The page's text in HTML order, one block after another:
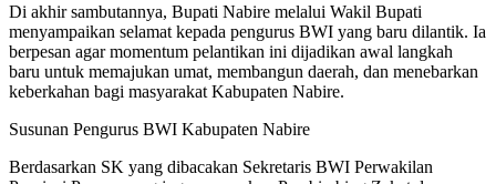
Di akhir sambutannya, Bupati Nabire melalui Wakil Bupati
menyampaikan selamat kepada pengurus BWI yang baru dilantik. Ia
berpesan agar momentum pelantikan ini dijadikan awal langkah
baru untuk memajukan umat, membangun daerah, dan menebarkan
keberkahan bagi masyarakat Kabupaten Nabire.
Susunan Pengurus BWI Kabupaten Nabire
Berdasarkan SK yang dibacakan Sekretaris BWI Perwakilan